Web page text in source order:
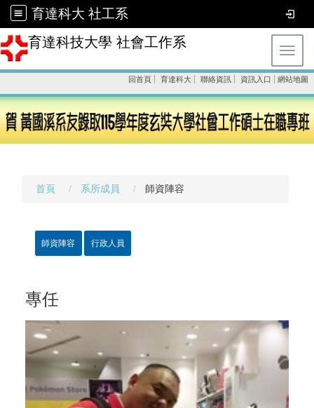
育達科大 社工系
育達科技大學 社會工作系
回首頁 育達科大 聯絡資訊 資訊入口 網站地圖
首頁 系所成員 師資陣容
師資陣容 行政人員
專任